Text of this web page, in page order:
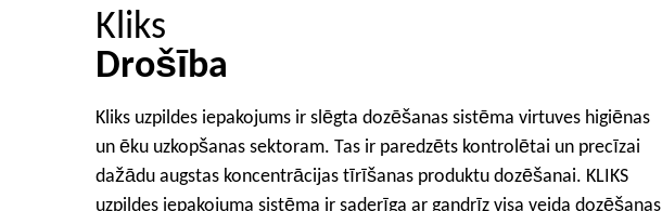
Kliks
Drošība
Kliks uzpildes iepakojums ir slēgta dozēšanas sistēma virtuves higiēnas
un ēku uzkopšanas sektoram. Tas ir paredzēts kontrolētai un precīzai
dažādu augstas koncentrācijas tīrīšanas produktu dozēšanai. KLIKS
uzpildes iepakojuma sistēma ir saderīga ar gandrīz visa veida dozēšanas